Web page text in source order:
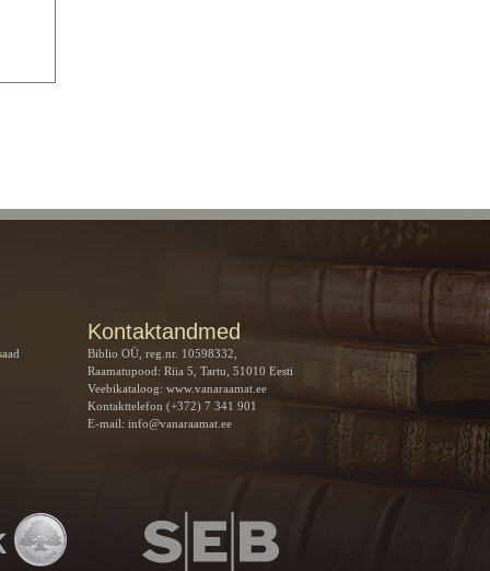
Kontaktandmed
Biblio OÜ, reg.nr. 10598332,
Raamatupood: Riia 5, Tartu, 51010 Eesti
Veebikataloog: www.vanaraamat.ee
Kontakttelefon (+372) 7 341 901
E-mail: info@vanaraamat.ee